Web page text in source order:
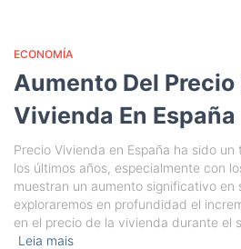
ECONOMÍA
Aumento Del Precio
Vivienda En España
Precio Vivienda en España ha sido
los últimos años, especialmente con
muestran un aumento significativo en
exploraremos en profundidad el
en el precio de la vivienda durante el
Leia mais